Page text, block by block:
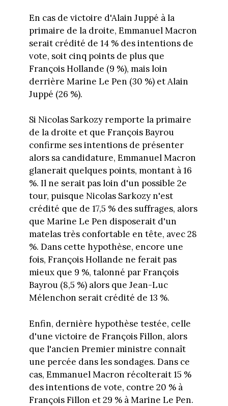
En cas de victoire d'Alain Juppé à la
primaire de la droite, Emmanuel Macron
serait crédité de 14 % des intentions de
vote, soit cinq points de plus que
François Hollande (9 %), mais loin
derrière Marine Le Pen (30 %) et Alain
Juppé (26 %).
Si Nicolas Sarkozy remporte la primaire
de la droite et que François Bayrou
confirme ses intentions de présenter
alors sa candidature, Emmanuel Macron
glanerait quelques points, montant à 16
%. Il ne serait pas loin d'un possible 2e
tour, puisque Nicolas Sarkozy n'est
crédité que de 17,5 % des suffrages, alors
que Marine Le Pen disposerait d'un
matelas très confortable en tête, avec 28
%. Dans cette hypothèse, encore une
fois, François Hollande ne ferait pas
mieux que 9 %, talonné par François
Bayrou (8,5 %) alors que Jean-Luc
Mélenchon serait crédité de 13 %.
Enfin, dernière hypothèse testée, celle
d'une victoire de François Fillon, alors
que l'ancien Premier ministre connaît
une percée dans les sondages. Dans ce
cas, Emmanuel Macron récolterait 15 %
des intentions de vote, contre 20 % à
François Fillon et 29 % à Marine Le Pen.